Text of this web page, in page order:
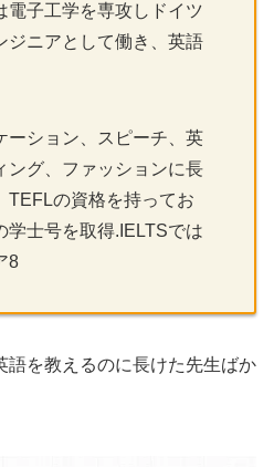
電子工学を専攻しドイツ
ジニアとして働き、英語
ーション、スピーチ、英
ング、ファッションに長
TEFLの資格を持ってお
学士号を取得.IELTSでは
8
語を教えるのに長けた先生ばか